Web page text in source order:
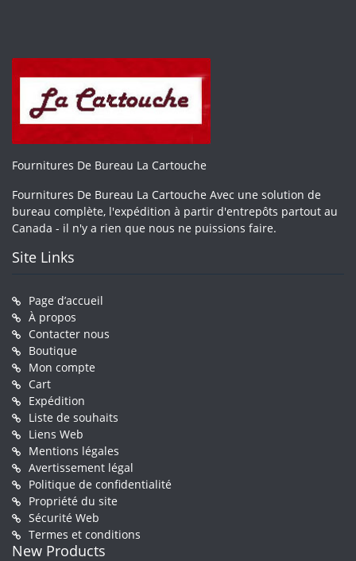
Fournitures De Bureau La Cartouche
Fournitures De Bureau La Cartouche Avec une solution de
bureau complète, l'expédition à partir d'entrepôts partout au
Canada - il n'y a rien que nous ne puissions faire.
Site Links
Page d’accueil
À propos
Contacter nous
Boutique
Mon compte
Cart
Expédition
Liste de souhaits
Liens Web
Mentions légales
Avertissement légal
Politique de confidentialité
Propriété du site
Sécurité Web
Termes et conditions
New Products